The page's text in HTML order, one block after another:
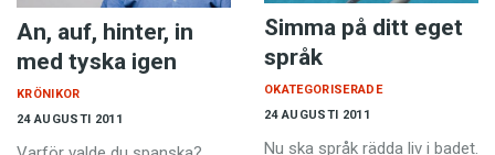
Bokrecensioner
Kviss
Podden
An, auf, hinter, in
med tyska igen
24 AUGUSTI 2011
KRÖNIKOR
Simma på ditt eget
språk
24 AUGUSTI 2011
OKATEGORISERADE
Nu ska språk rädda liv i badet.